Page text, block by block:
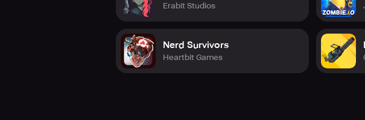
Erabit Studios
Nerd Survivors
Heartbit Games